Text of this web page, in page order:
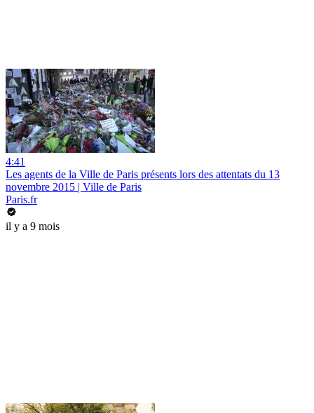
4:41
Les agents de la Ville de Paris présents lors des attentats du 13
novembre 2015 | Ville de Paris
Paris.fr
il y a 9 mois